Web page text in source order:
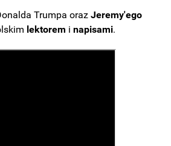
Trumpa orazJeremy'ego
lektorem inapisami.